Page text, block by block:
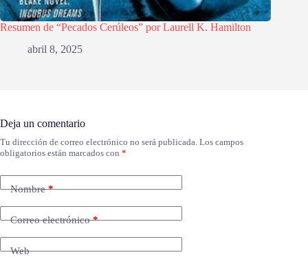
Resumen de “Pecados Cerúleos” por Laurell K. Hamilton
abril 8, 2025
Deja un comentario
Tu dirección de correo electrónico no será publicada. Los campos
obligatorios están marcados con *
Nombre*
Correo electrónico*
Web